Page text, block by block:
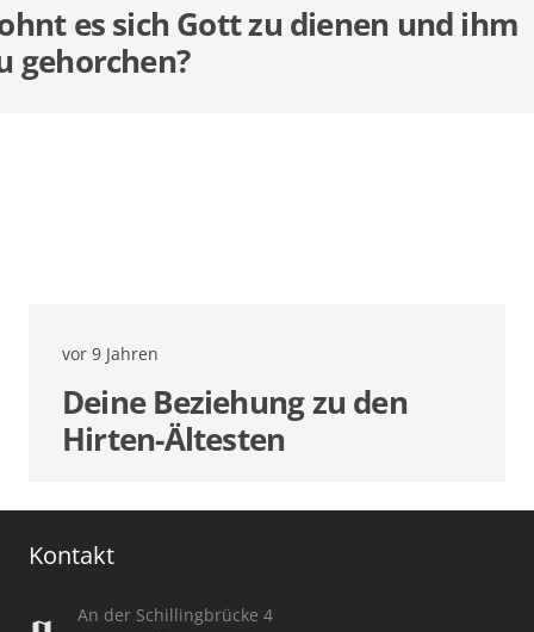
es sich Gott zu dienen und ihm
gehorchen?
vor 9 Jahren
Deine Beziehung zu den
Hirten-Ältesten
Kontakt
An der Schillingbrücke 4